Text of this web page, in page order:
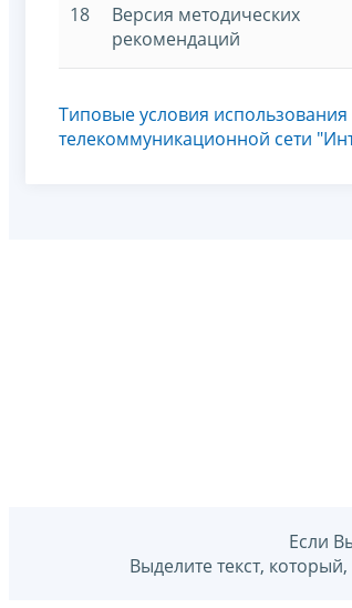
18
Версия методических
рекомендаций
Типовые условия
телекоммуникационной сети
Если
Выделите текст,